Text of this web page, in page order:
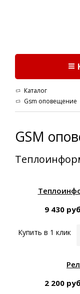
Каталог
Gsm оповещение
GSM
9 430
Купить в 1 клик
2 200